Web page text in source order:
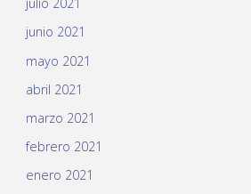
junio 2021
mayo 2021
abril 2021
marzo 2021
febrero 2021
enero 2021